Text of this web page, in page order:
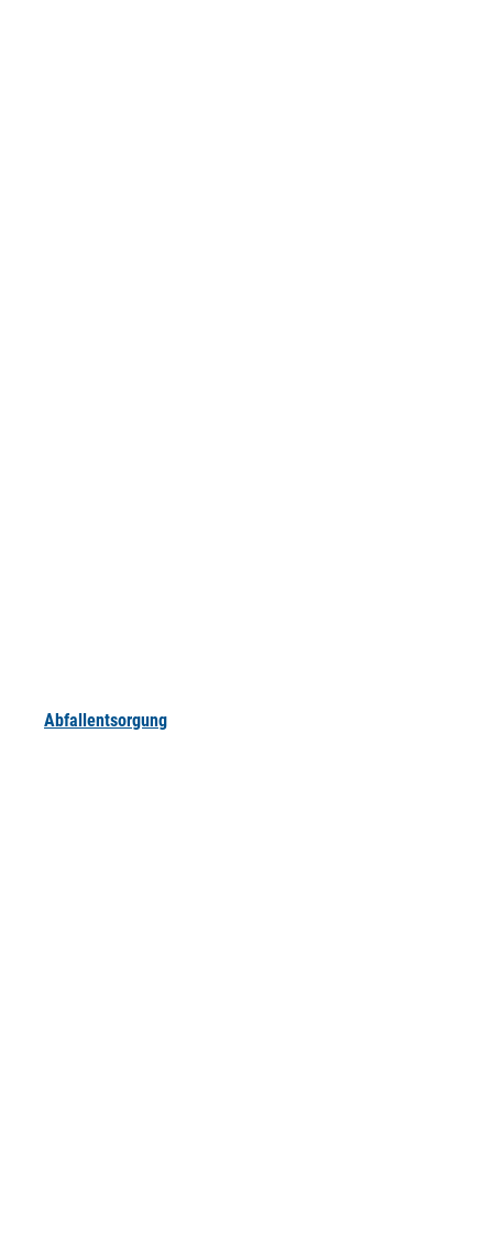
Abfallentsorgung